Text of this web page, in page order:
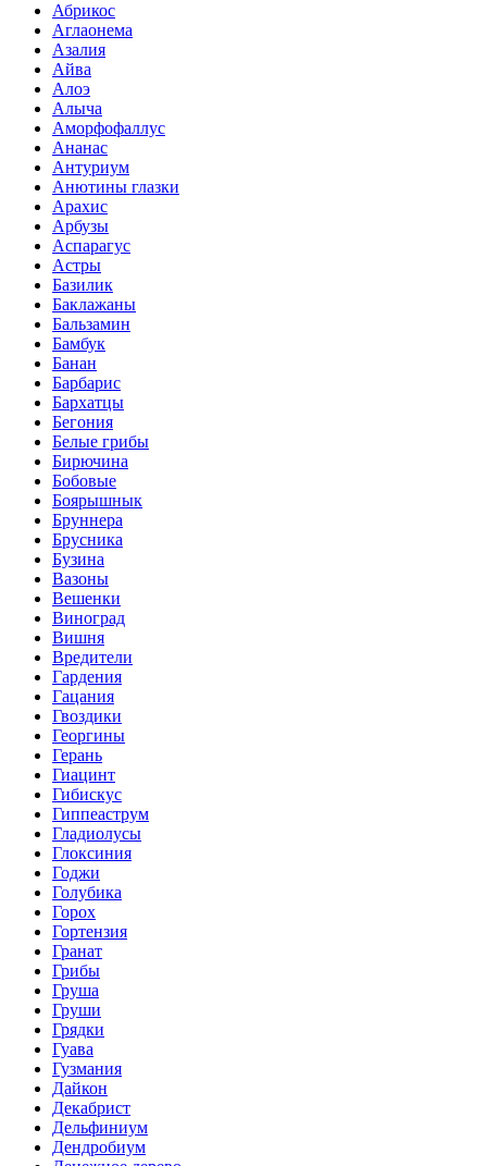
Абрикос
Аглаонема
Азалия
Айва
Алоэ
Алыча
Аморфофаллус
Ананас
Антуриум
Анютины глазки
Арахис
Арбузы
Аспарагус
Астры
Базилик
Баклажаны
Бальзамин
Бамбук
Банан
Барбарис
Бархатцы
Бегония
Белые грибы
Бирючина
Бобовые
Боярышнык
Бруннера
Брусника
Бузина
Вазоны
Вешенки
Виноград
Вишня
Вредители
Гардения
Гацания
Гвоздики
Георгины
Герань
Гиацинт
Гибискус
Гиппеаструм
Гладиолусы
Глоксиния
Годжи
Голубика
Горох
Гортензия
Гранат
Грибы
Груша
Груши
Грядки
Гуава
Гузмания
Дайкон
Декабрист
Дельфиниум
Дендробиум